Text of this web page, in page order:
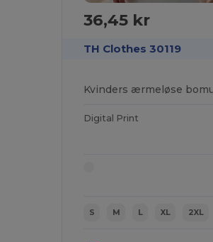
36,45 kr
TH Clothes 30119
Digital Print
S M L XL 2XL